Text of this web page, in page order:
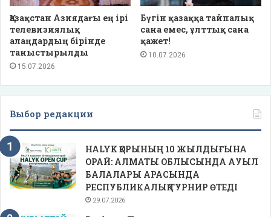
Қазақстан Азиядағы ең ірі
телевизиялық
алаңдардың бірінде
таныстырылды
15.07.2026
Бүгін қазаққа тайпалық
сана емес, ұлттық сана
қажет!
10.07.2026
Выбор редакции
HALYK ҚОРЫНЫҢ 10 ЖЫЛДЫҒЫНА
ОРАЙ: АЛМАТЫ ОБЛЫСЫНДА АУЫЛ
БАЛАЛАРЫ АРАСЫНДА
РЕСПУБЛИКАЛЫҚ ТУРНИР ӨТЕДІ
29.07.2026